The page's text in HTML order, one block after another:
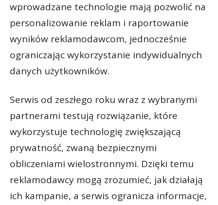
wprowadzane technologie mają pozwolić na
personalizowanie reklam i raportowanie
wyników reklamodawcom, jednocześnie
ograniczając wykorzystanie indywidualnych
danych użytkowników.
Serwis od zeszłego roku wraz z wybranymi
partnerami testują rozwiązanie, które
wykorzystuje technologię zwiększającą
prywatność, zwaną bezpiecznymi
obliczeniami wielostronnymi. Dzięki temu
reklamodawcy mogą zrozumieć, jak działają
ich kampanie, a serwis ogranicza informacje,